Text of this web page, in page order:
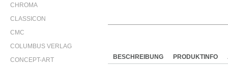
CHROMA
CLASSICON
CMC
COLUMBUS VERLAG
CONCEPT-ART
BESCHREIBUNG PRODUKTINFO